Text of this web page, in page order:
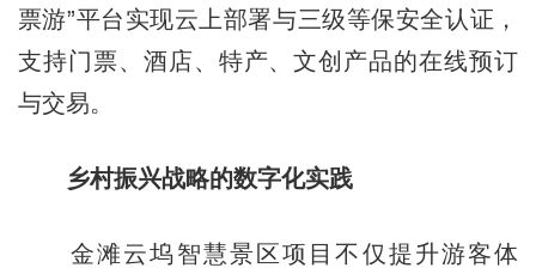
票游”平台实现云上部署与三级等保安全认证，
支持门票、酒店、特产、文创产品的在线预订
与交易。
乡村振兴战略的数字化实践
金滩云坞智慧景区项目不仅提升游客体